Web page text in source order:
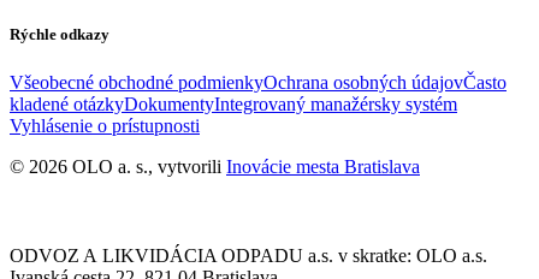
Rýchle odkazy
Všeobecné obchodné podmienkyOchrana osobných údajovČasto
kladené otázkyDokumentyIntegrovaný manažérsky systém
Vyhlásenie o prístupnosti
© 2026 OLO a. s., vytvorili Inovácie mesta Bratislava
ODVOZ A LIKVIDÁCIA ODPADU a.s. v skratke: OLO a.s.